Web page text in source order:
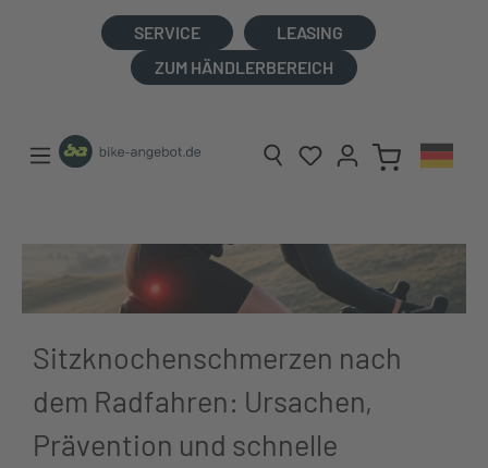
SERVICE
LEASING
ZUM HÄNDLERBEREICH
Sitzknochenschmerzen nach
dem Radfahren: Ursachen,
Prävention und schnelle